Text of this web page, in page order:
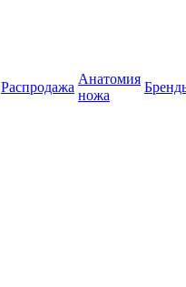
Распродажа
Анатомия
ножа